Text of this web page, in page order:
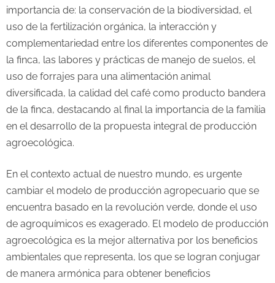
importancia de: la conservación de la biodiversidad, el
uso de la fertilización orgánica, la interacción y
complementariedad entre los diferentes componentes de
la finca, las labores y prácticas de manejo de suelos, el
uso de forrajes para una alimentación animal
diversificada, la calidad del café como producto bandera
de la finca, destacando al final la importancia de la familia
en el desarrollo de la propuesta integral de producción
agroecológica.
En el contexto actual de nuestro mundo, es urgente
cambiar el modelo de producción agropecuario que se
encuentra basado en la revolución verde, donde el uso
de agroquímicos es exagerado. El modelo de producción
agroecológica es la mejor alternativa por los beneficios
ambientales que representa, los que se logran conjugar
de manera armónica para obtener beneficios